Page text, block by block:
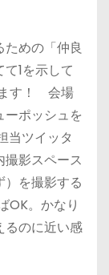
ための「仲良
1を示して
ます！ 会場
ポッシュを
当ツイッタ
影スペース
を撮影する
OK。かなり
るのに近い感